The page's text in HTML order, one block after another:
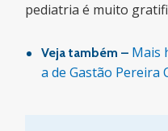
pediatria é muito
Veja também – Mais
a de Gastão Pereira